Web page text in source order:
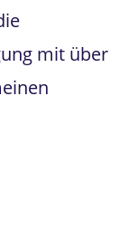
mit über